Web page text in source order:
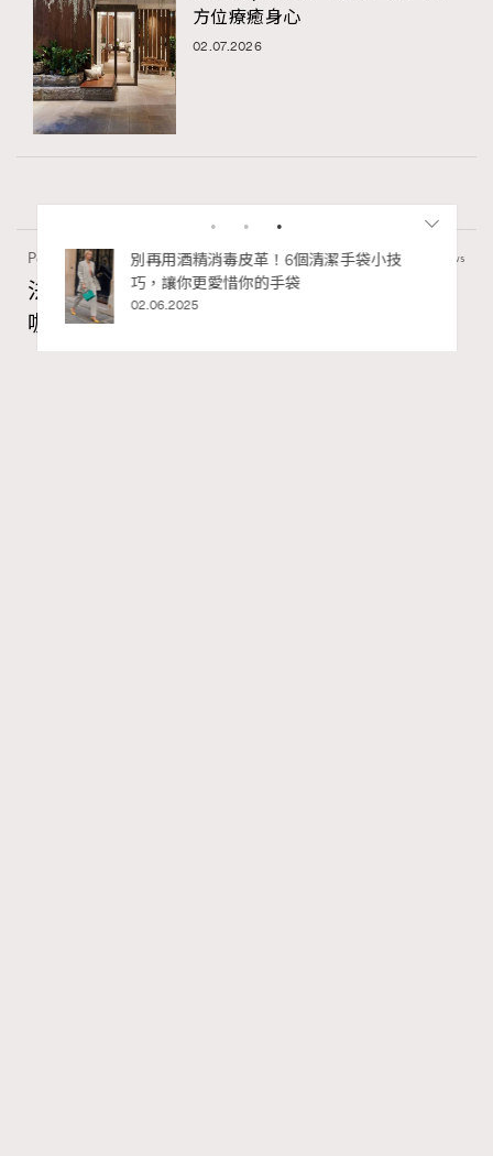
方位療癒身心
02.07.2026
Paris 53.93k views
法國人用「碗」喝咖啡？4個不為人知的法國
咖啡文化
的顯
別再用酒精消毒皮革！6個清潔手袋小技
巧，讓你更愛惜你的手袋
02.06.2025